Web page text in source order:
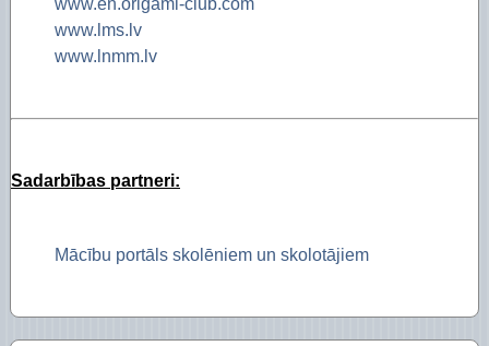
www.en.origami-club.com
www.lms.lv
www.lnmm.lv
Sadarbības partneri:
Mācību portāls skolēniem un skolotājiem